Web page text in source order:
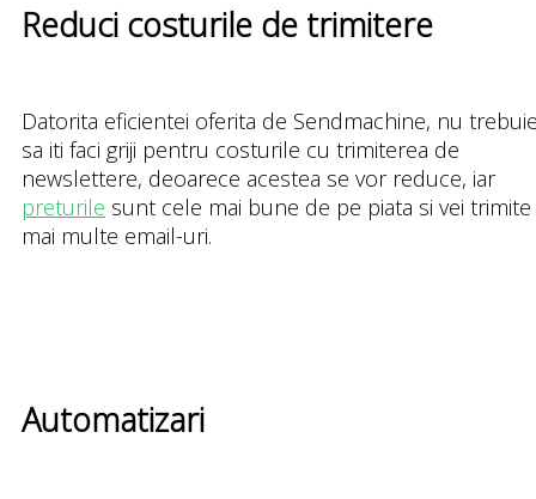
Reduci costurile de trimitere
Datorita eficientei oferita de Sendmachine, nu
sa iti faci griji pentru costurile cu trimiterea de
newslettere, deoarece acestea se vor reduce, iar
preturile sunt cele mai bune de pe piata si vei trimite
mai multe email-uri.
Automatizari